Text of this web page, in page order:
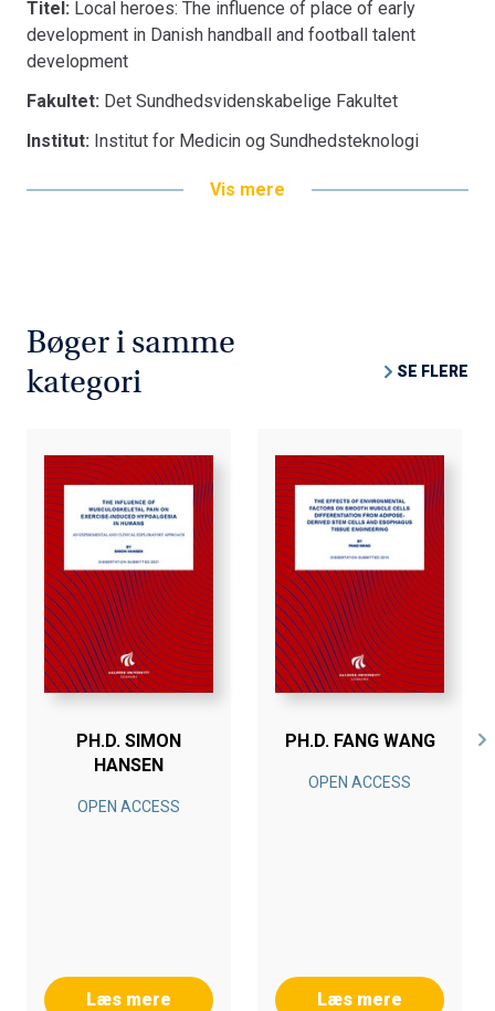
Titel: Local heroes: The influence of place of early
development in Danish handball and football talent
development
Fakultet: Det Sundhedsvidenskabelige Fakultet
Institut: Institut for Medicin og Sundhedsteknologi
Vis mere
Bøger i samme
kategori
SE FLERE
PH.D. SIMON
HANSEN
OPEN ACCESS
Læs mere
PH.D. FANG WANG
OPEN ACCESS
Læs mere